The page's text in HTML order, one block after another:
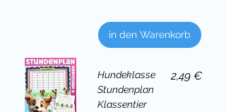
in den Warenkorb
Hundeklasse
Stundenplan
Klassentier
Preis
2,49 €